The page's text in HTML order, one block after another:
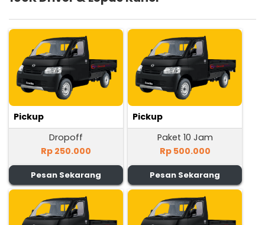
Pickup
Dropoff
Rp 250.000
Pesan Sekarang
Pickup
Paket 10 Jam
Rp 500.000
Pesan Sekarang